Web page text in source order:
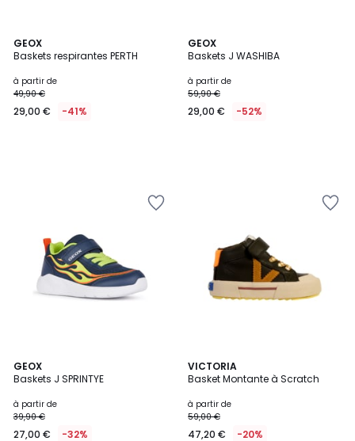
GEOX
Baskets respirantes PERTH
à partir de
49,90 €
29,00 € -41%
GEOX
Baskets J WASHIBA
à partir de
59,90 €
29,00 € -52%
GEOX
Baskets J SPRINTYE
à partir de
39,90 €
27,00 € -32%
VICTORIA
Basket Montante à Scratch
à partir de
59,00 €
47,20 € -20%
2
Couleurs